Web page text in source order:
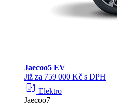
Jaecoo5 EV
Již za 759 000 Kč s DPH
ev_station Elektro
Jaecoo7